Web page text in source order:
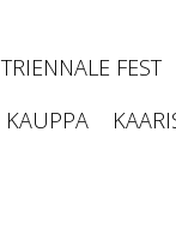
TRIENNALE FEST
KAUPPA